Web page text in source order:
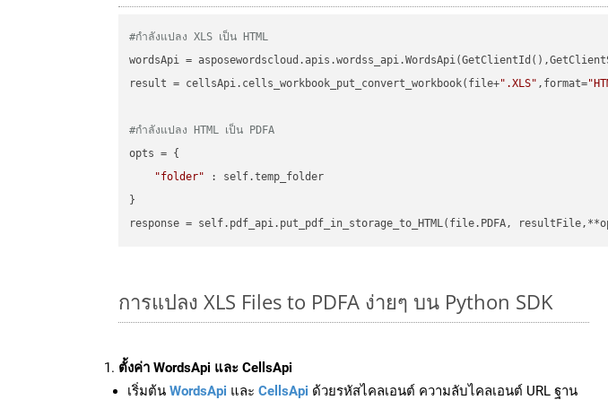
#กำลังแปลง XLS เป็น HTML
wordsApi =
result = cellsApi.cells_workbook_put_convert_workbook(file+".XLS" ,format=
#กำลังแปลง HTML เป็น PDFA
opts = {
"folder" : self.temp_folder
}
การแปลง XLS Files to PDFA ง่ายๆ บน Python SDK
ตั้งค่า WordsApi และ CellsApi
เริ่มต้น WordsApi และ CellsApi ด้วยรหัสไคลเอนต์ ความลับไคลเอนต์ URL ฐาน